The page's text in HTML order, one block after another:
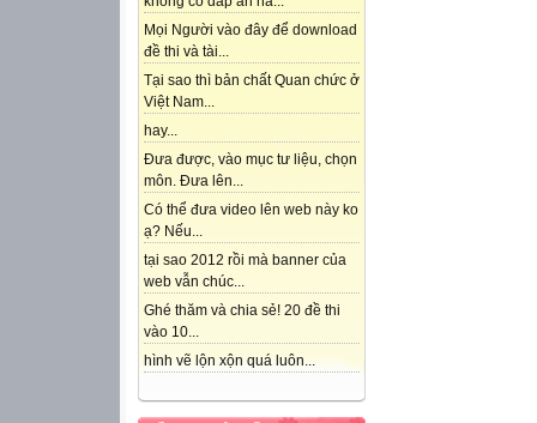
Mọi Người vào đây để download
đề thi và tài...
Tại sao thì bản chất Quan chức ở
Việt Nam...
hay...
Đưa được, vào mục tư liệu, chọn
môn. Đưa lên...
Có thể đưa video lên web này ko
ạ? Nếu...
tại sao 2012 rồi mà banner của
web vẫn chúc...
Ghé thăm và chia sẻ! 20 đề thi
vào 10...
hình vẽ lộn xộn quá luôn...